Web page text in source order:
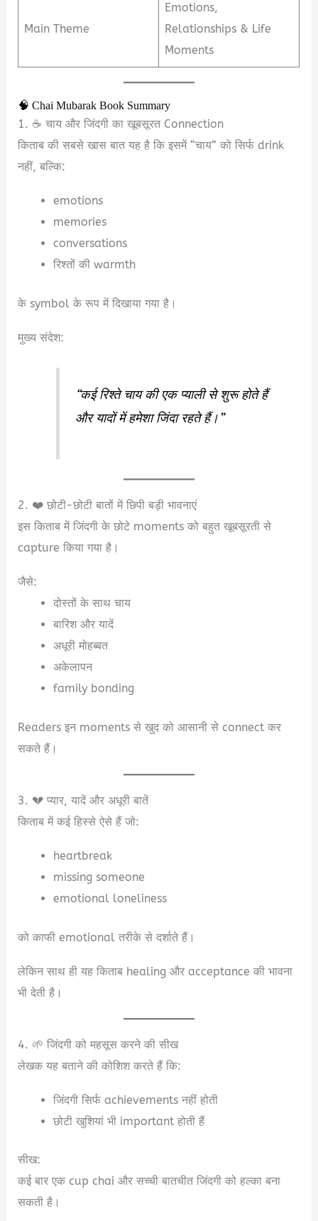
Main Theme
Emotions,
Relationships & Life
Moments
🧠 Chai Mubarak Book Summary
1. ☕ चाय और जिंदगी का खूबसूरत Connection
किताब की सबसे खास बात यह है कि इसमें “चाय” को सिर्फ drink
नहीं, बल्कि:
emotions
memories
conversations
रिश्तों की warmth
के symbol के रूप में दिखाया गया है।
मुख्य संदेश:
“कई रिश्ते चाय की एक प्याली से शुरू होते हैं
और यादों में हमेशा जिंदा रहते हैं।”
2. ❤️ छोटी-छोटी बातों में छिपी बड़ी भावनाएं
इस किताब में जिंदगी के छोटे moments को बहुत खूबसूरती से
capture किया गया है।
जैसे:
दोस्तों के साथ चाय
बारिश और यादें
अधूरी मोहब्बत
अकेलापन
family bonding
Readers इन moments से खुद को आसानी से connect कर
सकते हैं।
3. 💔 प्यार, यादें और अधूरी बातें
किताब में कई हिस्से ऐसे हैं जो:
heartbreak
missing someone
emotional loneliness
को काफी emotional तरीके से दर्शाते हैं।
लेकिन साथ ही यह किताब healing और acceptance की भावना
भी देती है।
4. 🌱 जिंदगी को महसूस करने की सीख
लेखक यह बताने की कोशिश करते हैं कि:
जिंदगी सिर्फ achievements नहीं होती
छोटी खुशियां भी important होती हैं
सीख:
कई बार एक cup chai और सच्ची बातचीत जिंदगी को हल्का बना
सकती है।